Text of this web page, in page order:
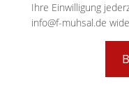
Ihre Einwilligung
info@f-muhsal.de